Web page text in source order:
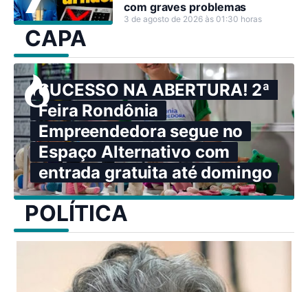
com graves problemas
3 de agosto de 2026 às 01:30 horas
CAPA
SUCESSO NA ABERTURA! 2ª
Feira Rondônia
Empreendedora segue no
Espaço Alternativo com
entrada gratuita até domingo
POLÍTICA